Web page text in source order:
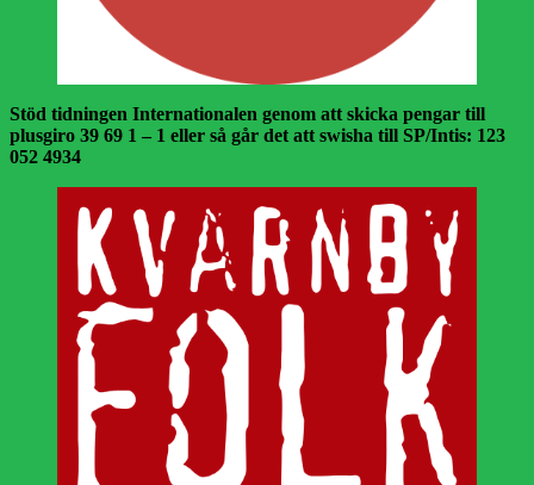
Stöd tidningen Internationalen genom att skicka pengar till
plusgiro 39 69 1 – 1 eller så går det att swisha till SP/Intis: 123
052 4934